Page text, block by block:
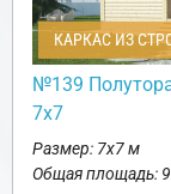
КАРКАС ИЗ
№139
7х7
Размер: 7х7 м
Общая площадь: